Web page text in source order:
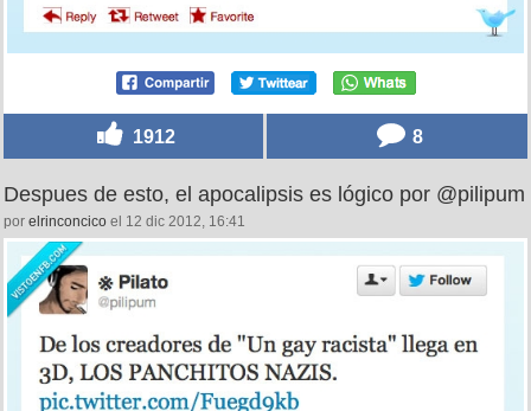
1912 8
Despues de esto, el apocalipsis es lógico por @pilipum
por elrinconcico el 12 dic 2012, 16:41